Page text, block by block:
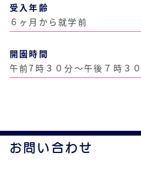
受入年齢
６ヶ月から就学前
開園時間
午前7時３０分～午後７時３
お問い合わせ